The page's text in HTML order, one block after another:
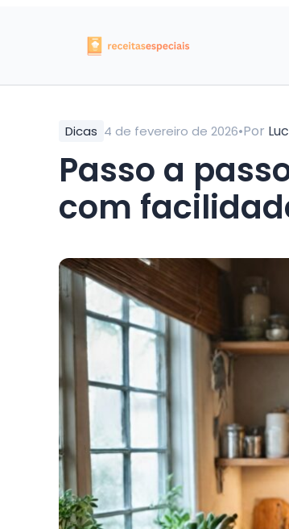
Dicas 4 de fevereiro de 2026•Por
Passo a
com